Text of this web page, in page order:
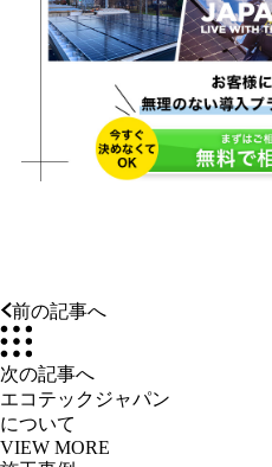
前の記事へ
次の記事へ
エコテックジャパン
について
VIEW MORE